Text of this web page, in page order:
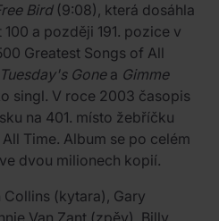
Bird(9:08), která dosáhla
a později 191. pozice v
Greatest Songs of All
Tuesday's Gonea Gimme
singl. V roce 2003 časopis
na 401. místo žebříčku
Time. Album se po celém
dvou milionech kopií.
(kytara), Gary
Van Zant (zpěv), Billy